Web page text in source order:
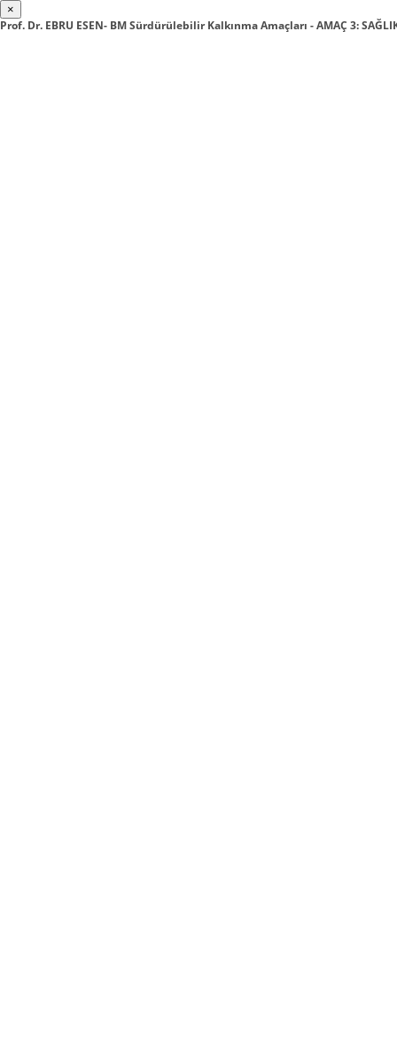
×
Prof. Dr. EBRU ESEN- BM Sürdürülebilir Kalkınma Amaçları - AMAÇ 3: